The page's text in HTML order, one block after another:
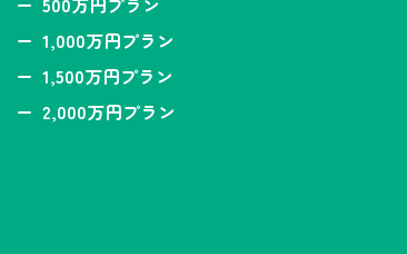
1,000万円プラン
1,500万円プラン
2,000万円プラン